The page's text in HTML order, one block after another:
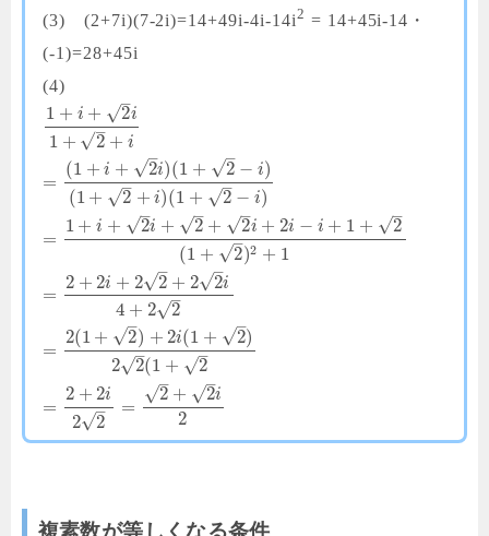
(3) (2+7i)(7-2i)=14+49i-4i-14i2 = 14+45i-14・
(-1)=28+45i
(4)
1 + i + 2
–
√ i
1 + 2
–
√ + i
=
(1 + i + 2
–
√ i)(1 + 2
–
√ − i)
(1 + 2
–
√ + i)(1 + 2
–
√ − i)
=
1 + i + 2
–
√ i + 2
–
√ + 2
–
√ i + 2i − i + 1 + 2
–
√
(1 + 2
–
√ )2 + 1
=
2 + 2i + 2 2
–
√ + 2 2
–
√ i
4 + 2 2
–
√
=
2(1 + 2
–
√ ) + 2i(1 + 2
–
√ )
2
2
–
√ (1 + 2
–
√
=
2 + 2i
2 2
–
√
=
2
–
√ + 2
–
√ i
2
複素数が等しくなる条件